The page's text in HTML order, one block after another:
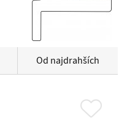
Od najdrahších